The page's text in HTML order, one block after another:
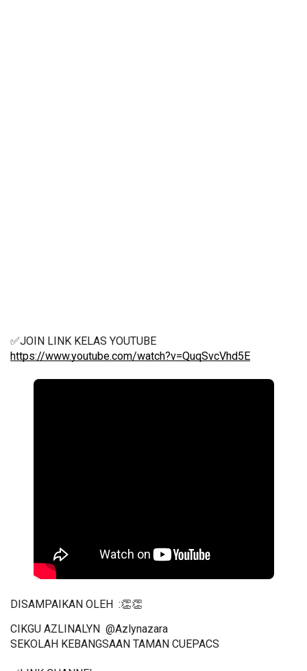
✅JOIN LINK KELAS YOUTUBE
https://www.youtube.com/watch?v=QuqSvcVhd5E
DISAMPAIKAN OLEH  :👏👏
CIKGU AZLINALYN  @Azlynazara
SEKOLAH KEBANGSAAN TAMAN CUEPACS